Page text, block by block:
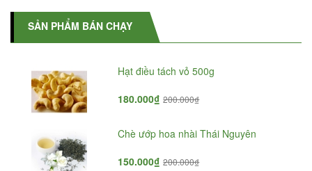
SẢN PHẨM BÁN CHẠY
Hạt điều tách vỏ 500g
180.000₫ 200.000₫
Chè ướp hoa nhài Thái Nguyên
150.000₫ 200.000₫